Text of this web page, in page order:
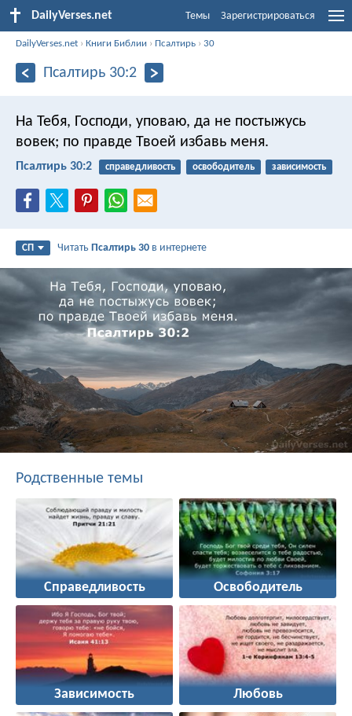
DailyVerses.net Темы Зарегистрироваться
DailyVerses.net ›Книги Библии › Псалтирь ›30
Псалтирь 30:2
На Тебя, Господи, уповаю, да не постыжусь
вовек; по правде Твоей избавь меня.
Псалтирь 30:2 справедливость освободитель зависимость
СП ЧитатьПсалтирь 30 в интернете
Родственные темы
Справедливость Освободитель
Зависимость Любовь